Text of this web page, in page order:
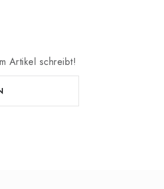
Artikel schreibt!